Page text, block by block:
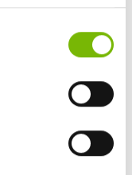
und
Schwangerschaft